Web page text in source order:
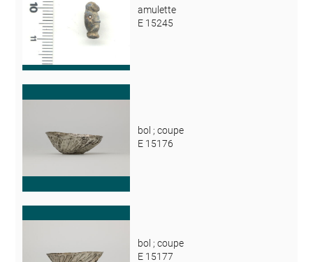
amulette
E 15245
bol ; coupe
E 15176
bol ; coupe
E 15177